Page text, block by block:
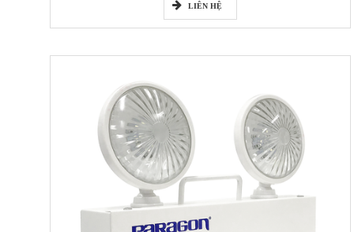
LIÊN HỆ